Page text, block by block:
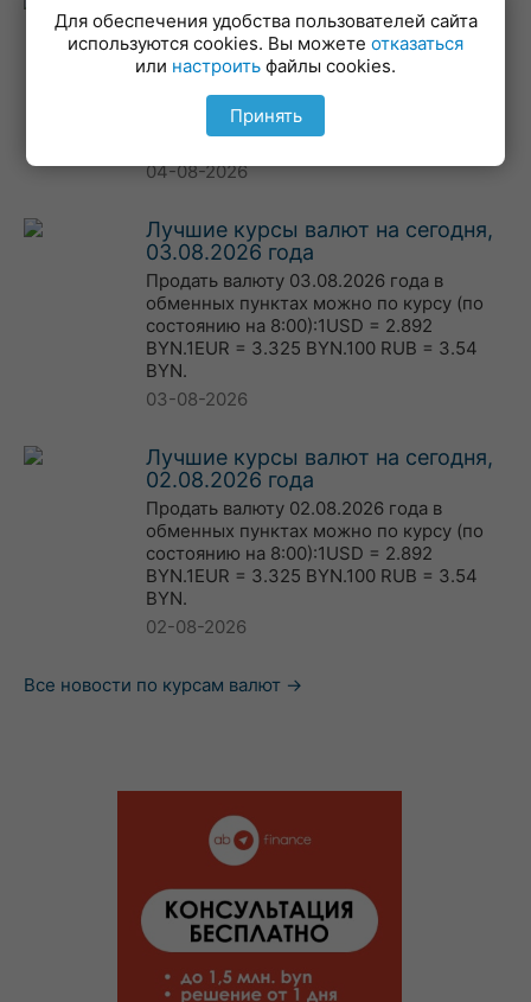
04.08.2026 года
Продать валюту 04.08.2026 года в
обменных пунктах можно по курсу (по
состоянию на 8:00):1USD = 2.903
BYN.1EUR = 3.345 BYN.100 RUB = 3.545
04-08-2026
Лучшие курсы валют на сегодня,
03.08.2026 года
Продать валюту 03.08.2026 года в
обменных пунктах можно по курсу (по
состоянию на 8:00):1USD = 2.892
BYN.1EUR = 3.325 BYN.100 RUB = 3.54
BYN.
03-08-2026
Лучшие курсы валют на сегодня,
02.08.2026 года
Продать валюту 02.08.2026 года в
обменных пунктах можно по курсу (по
состоянию на 8:00):1USD = 2.892
BYN.1EUR = 3.325 BYN.100 RUB = 3.54
BYN.
02-08-2026
Все новости по курсам валют →
Для обеспечения удобства пользователей сайта
используются cookies. Вы можете отказаться
или настроить файлы cookies.
Принять